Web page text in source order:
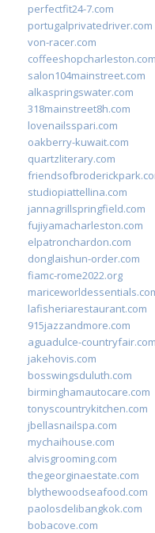
perfectfit24-7.com
portugalprivatedriver.com
von-racer.com
coffeeshopcharleston.com
salon104mainstreet.com
alkaspringswater.com
318mainstreet8h.com
lovenailsspari.com
oakberry-kuwait.com
quartzliterary.com
studiopiattellina.com
jannagrillspringfield.com
fujiyamacharleston.com
elpatronchardon.com
donglaishun-order.com
fiamc-rome2022.org
lafisheriarestaurant.com
915jazzandmore.com
aguadulce-countryfair.com
jakehovis.com
bosswingsduluth.com
birminghamautocare.com
tonyscountrykitchen.com
jbellasnailspa.com
mychaihouse.com
alvisgrooming.com
thegeorginaestate.com
blythewoodseafood.com
paolosdelibangkok.com
bobacove.com